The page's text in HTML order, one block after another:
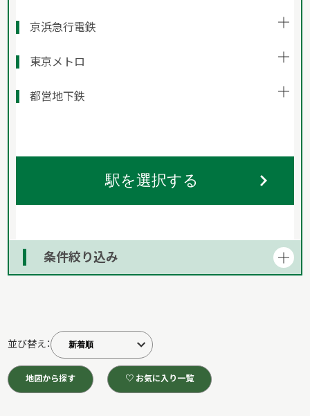
京浜急行電鉄
東京メトロ
都営地下鉄
駅を選択する
条件絞り込み
並び替え：
地図から探す ♡ お気に入り一覧